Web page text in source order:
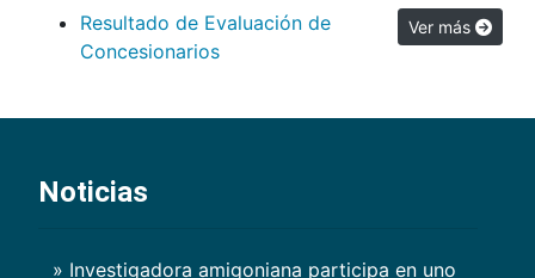
Resultado de Evaluación de
Concesionarios
Ver más
Noticias
» Investigadora amigoniana participa en uno